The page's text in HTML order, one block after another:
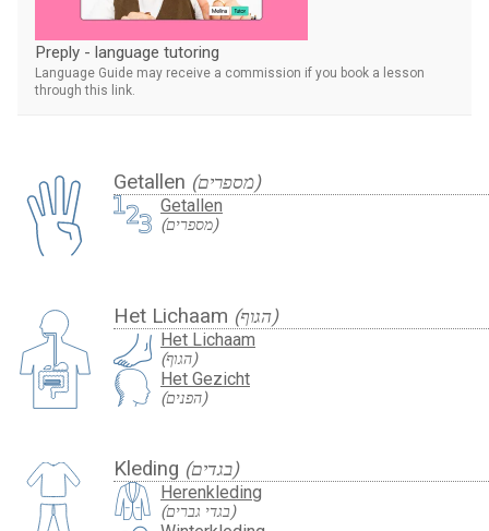
Getallen (מספרים)
Getallen
(מספרים)
Het Lichaam (הגוף)
Het Lichaam
(הגוף)
Het Gezicht
(הפנים)
Kleding (בגדים)
Herenkleding
(בגדי גברים)
Preply - language tutoring
Language Guide may receive a commission if you book a lesson
through this link.